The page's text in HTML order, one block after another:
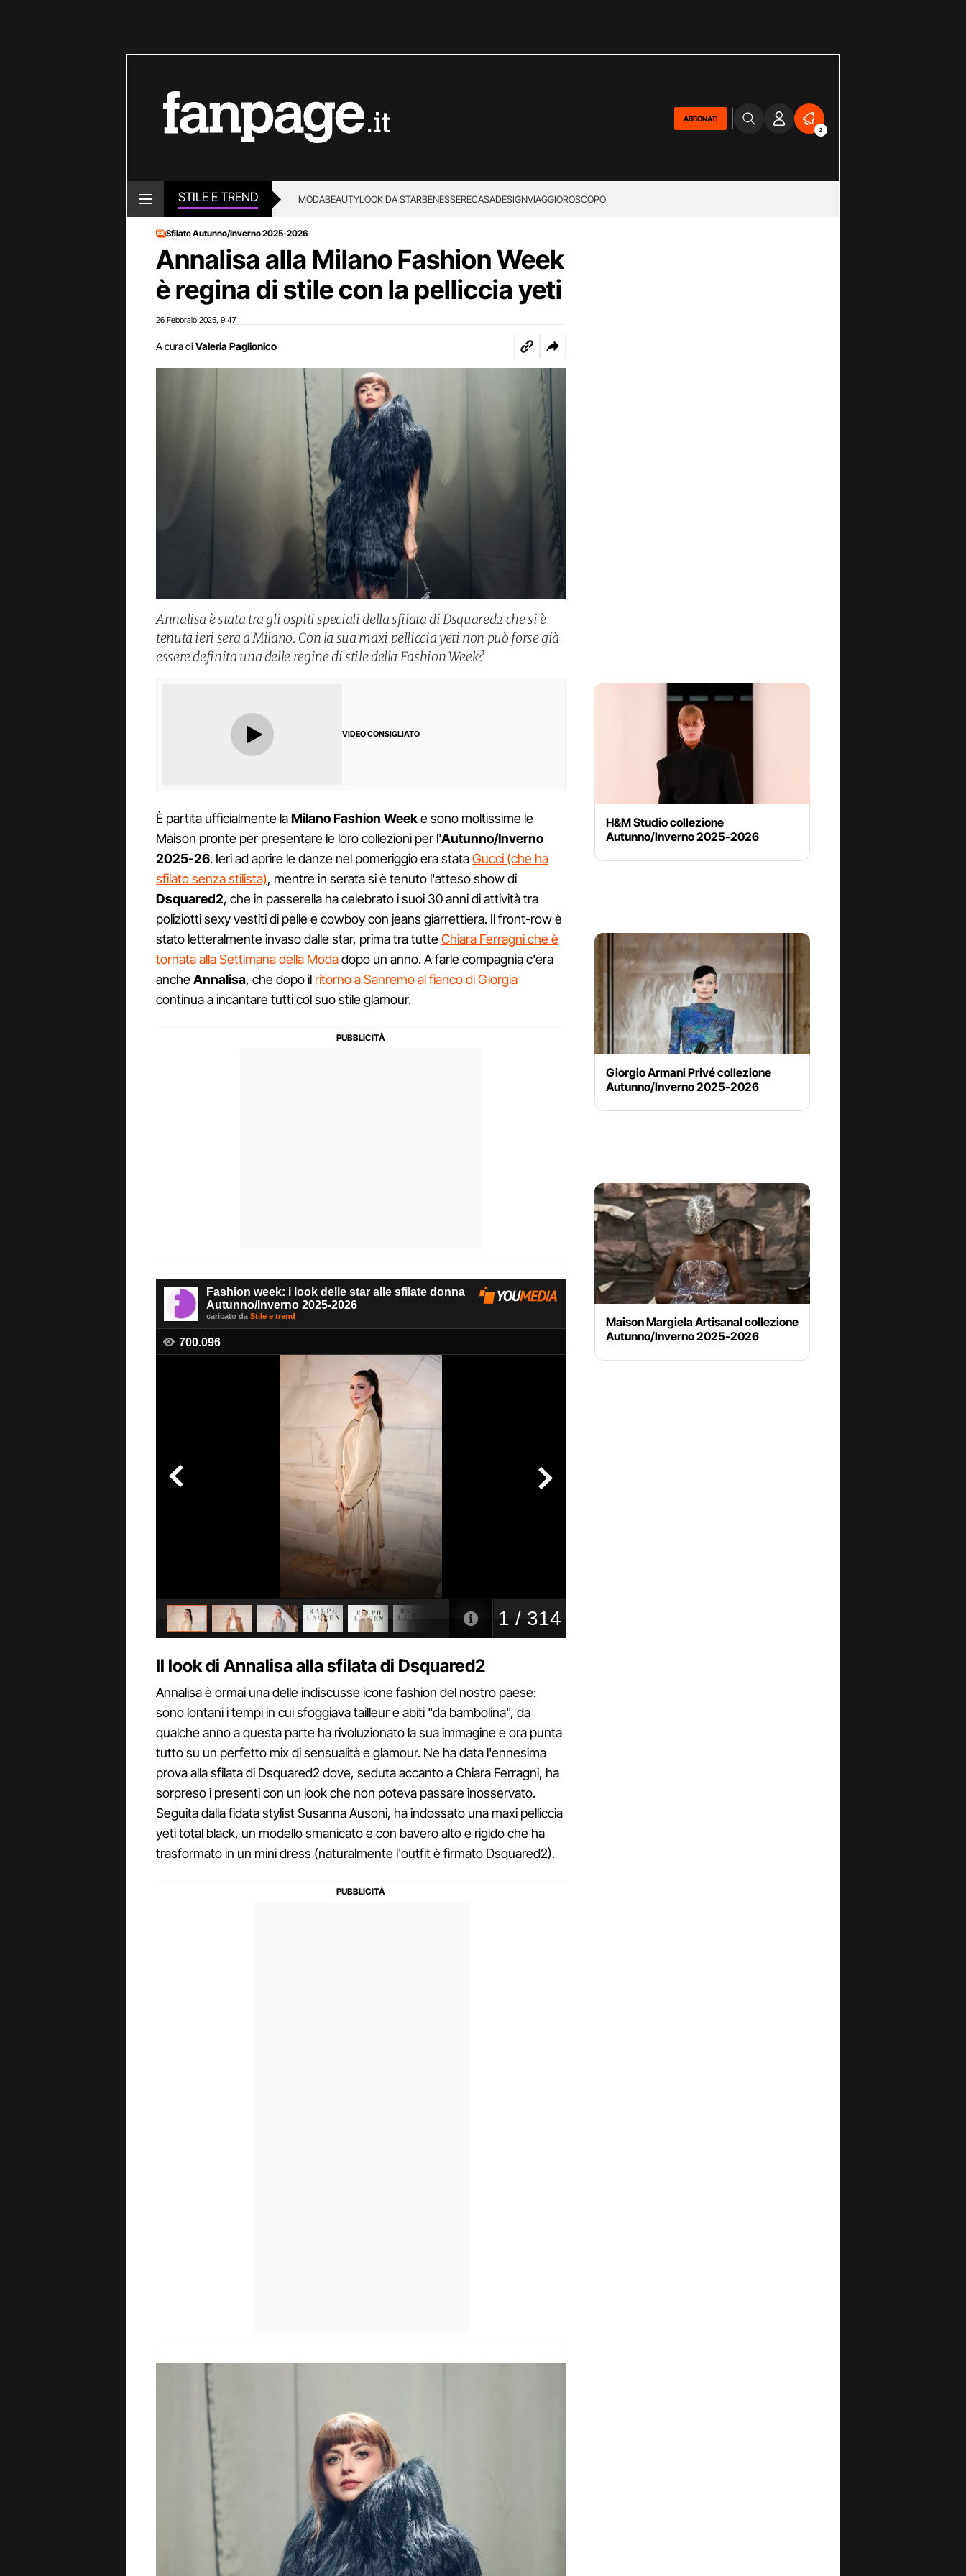
ABBONATI
2
STILE E TREND MODABEAUTYLOOK DA STARBENESSERECASADESIGNVIAGGIOROSCOPO
Sfilate Autunno/Inverno 2025-2026
Annalisa alla Milano Fashion Week
è regina di stile con la pelliccia yeti
26 Febbraio 2025 9:47
A cura di Valeria Paglionico
Annalisa è stata tra gli ospiti speciali della sfilata di Dsquared2 che si è
tenuta ieri sera a Milano. Con la sua maxi pelliccia yeti non può forse già
essere definita una delle regine di stile della Fashion Week?
VIDEO CONSIGLIATO
È partita ufficialmente laMilano Fashion Weeke sono moltissime le
Maison pronte per presentare le loro collezioni per l'Autunno/Inverno
2025-26. Ieri ad aprire le danze nel pomeriggio era stataGucci (che ha
sfilato senza stilista), mentre in serata si è tenuto l'atteso show di
Dsquared2, che in passerella ha celebrato i suoi 30 anni di attività tra
poliziotti sexy vestiti di pelle e cowboy con jeans giarrettiera. Il front-row è
stato letteralmente invaso dalle star, prima tra tutteChiara Ferragni che è
tornata alla Settimana della Modadopo un anno. A farle compagnia c'era
ancheAnnalisa, che dopo il ritorno a Sanremo al fianco di Giorgia
continua a incantare tutti col suo stile glamour.
Il look di Annalisa alla sfilata di Dsquared2
Annalisa è ormai una delle indiscusse icone fashion del nostro paese:
sono lontani i tempi in cui sfoggiava tailleur e abiti "da bambolina", da
qualche anno a questa parte ha rivoluzionato la sua immagine e ora punta
tutto su un perfetto mix di sensualità e glamour. Ne ha data l'ennesima
prova alla sfilata di Dsquared2 dove, seduta accanto a Chiara Ferragni, ha
sorpreso i presenti con un look che non poteva passare inosservato.
Seguita dalla fidata stylist Susanna Ausoni, ha indossato una maxi pelliccia
yeti total black, un modello smanicato e con bavero alto e rigido che ha
trasformato in un mini dress (naturalmente l'outfit è firmato Dsquared2).
H&M Studio collezione
Autunno/Inverno 2025-2026
Giorgio Armani Privé collezione
Autunno/Inverno 2025-2026
Maison Margiela Artisanal collezione
Autunno/Inverno 2025-2026